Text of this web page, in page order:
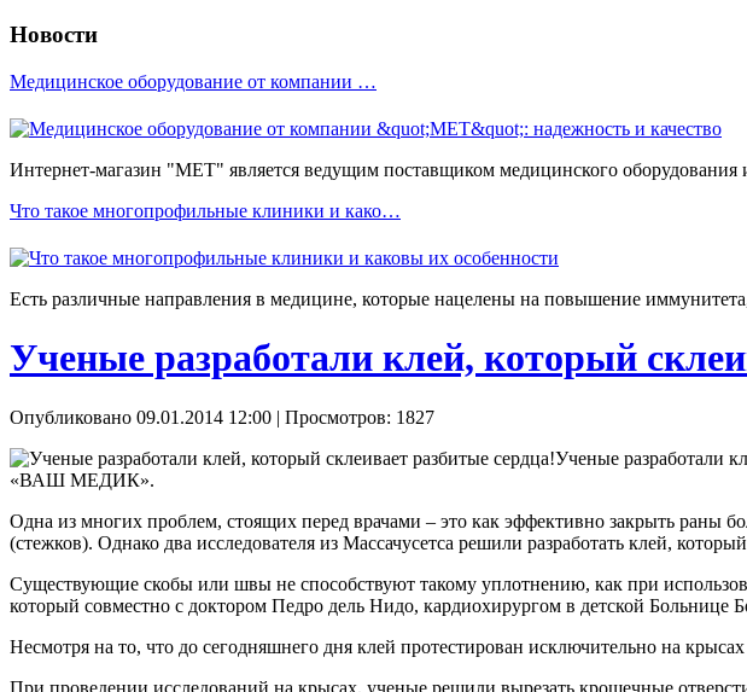
Новости
Медицинское оборудование от компании …
Интернет-магазин "МЕТ" является ведущим поставщиком медицинского
Что такое многопрофильные клиники и како…
Есть различные направления в медицине, которые нацелены на повышение
Ученые разработали клей, который
Опубликовано 09.01.2014 12:00 | Просмотров: 1827
Ученые разработали
«ВАШ МЕДИК».
Одна из многих проблем, стоящих перед врачами – это как эффективно закрыть
(стежков). Однако два исследователя из Массачусетса решили разработать клей,
Существующие скобы или швы не способствуют такому уплотнению, как при
который совместно с доктором Педро дель Нидо, кардиохирургом в детской Больнице
Несмотря на то, что до сегодняшнего дня клей протестирован исключительно на
При проведении исследований на крысах, ученые решили вырезать крошечные